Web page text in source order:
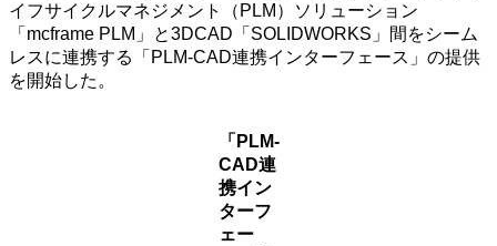
イフサイクルマネジメント（PLM）ソリューション
「mcframe PLM」と3DCAD「SOLIDWORKS」間をシーム
レスに連携する「PLM-CAD連携インターフェース」の提供
を開始した。
「PLM-
CAD連
携イン
ターフ
ェー